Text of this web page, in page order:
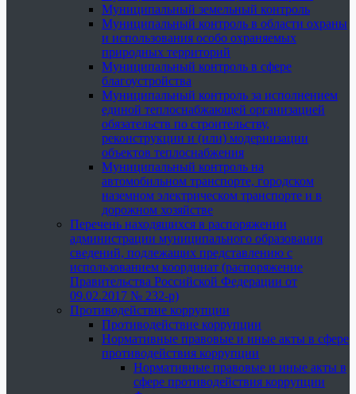
Муниципальный земельный контроль
Муниципальный контроль в области охраны
и использования особо охраняемых
природных территорий
Муниципальный контроль в сфере
благоустройства
Муниципальный контроль за исполнением
единой теплоснабжающей организацией
обязательств по строительству,
реконструкции и (или) модернизации
объектов теплоснабжения
Муниципальный контроль на
автомобильном транспорте, городском
наземном электрическом транспорте и в
дорожном хозяйстве
Перечень находящихся в распоряжении
администрации муниципального образования
сведений, подлежащих представлению с
использованием координат (распоряжение
Правительства Российской Федерации от
09.02.2017 № 232-р)
Противодействие коррупции
Противодействие коррупции
Нормативные правовые и иные акты в сфере
противодействия коррупции
Нормативные правовые и иные акты в
сфере противодействия коррупции